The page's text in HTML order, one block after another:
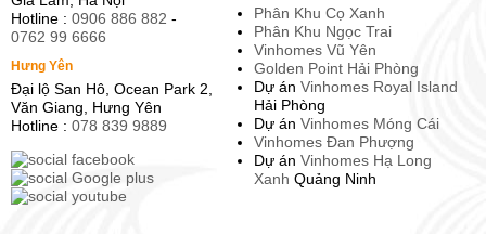
Hotline : 0906 886 882 -
0762 99 6666
Hưng Yên
Đại lộ San Hô, Ocean Park 2,
Văn Giang, Hưng Yên
Hotline : 078 839 9889
Phân Khu Cọ Xanh
Phân Khu Ngọc Trai
Vinhomes Vũ Yên
Golden Point Hải Phòng
Dự án Vinhomes Royal Island
Hải Phòng
Dự án Vinhomes Móng Cái
Vinhomes Đan Phượng
Dự án Vinhomes Hạ Long
Xanh Quảng Ninh